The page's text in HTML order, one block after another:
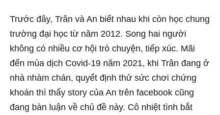
Trước đây, Trân và An biết nhau khi còn học chung
trường đại học từ năm 2012. Song hai người
không có nhiều cơ hội trò chuyện, tiếp xúc. Mãi
đến mùa dịch Covid-19 năm 2021, khi Trân đang ở
nhà nhàm chán, quyết định thử sức chơi chứng
khoán thì thấy story của An trên facebook cũng
đang bàn luận về chủ đề này. Cô nhiệt tình bắt